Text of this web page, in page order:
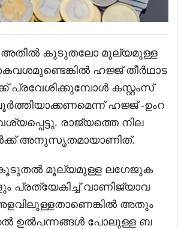
അതിൽ കൂടുതലോ മൂല്യമുള്ള
ഹജ്ജ് തീർഥാട
പ്രവേശിക്കുമ്പോൾ കസ്റ്റംസ്
ഹജ്ജ് -ഉംറ
രാജ്യത്തെ നില
അനുസൃതമായാണിത്.
കൂടുതൽ മൂല്യമുള്ള ലഗേജുക
പ്രത്യേകിച്ച് വാണിജ്യാവ
അതും
ഉൽപന്നങ്ങൾ പോലുള്ള ബ